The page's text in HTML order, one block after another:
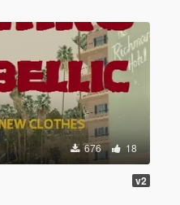
676 18
v2